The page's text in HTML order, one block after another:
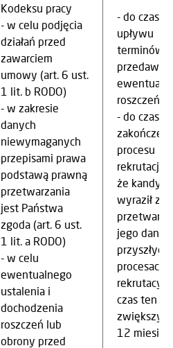
Kodeksu pracy
- w celu podjęcia
działań przed
zawarciem
umowy (art. 6 ust.
1 lit. b RODO)
- w zakresie
danych
niewymaganych
przepisami prawa
podstawą prawną
przetwarzania
jest Państwa
zgoda (art. 6 ust.
1 lit. a RODO)
- w celu
ewentualnego
ustalenia i
dochodzenia
roszczeń lub
obrony przed
- do czasu
upływu
terminów
roszczeń
- do czasu
procesu
rekrutacji,
że
wyraził
jego
przyszłych
procesach
czas ten
zwiększy
12